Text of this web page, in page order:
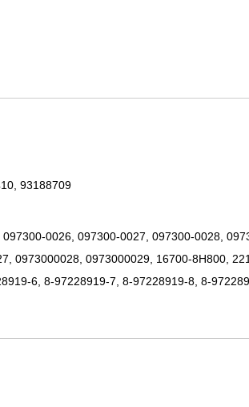
93188709
0026, 097300-0027, 097300-0028,
0973000028, 0973000029, 16700-8H800,
6, 8-97228919-7, 8-97228919-8, 8-